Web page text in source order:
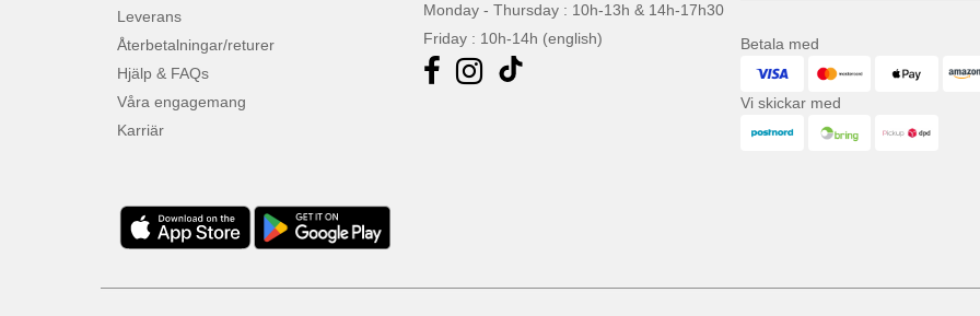
Leverans
Återbetalningar/returer
Hjälp & FAQs
Våra engagemang
Karriär
Monday - Thursday : 10h-13h & 14h-17h30
Friday : 10h-14h (english)
Betala med
Vi skickar med